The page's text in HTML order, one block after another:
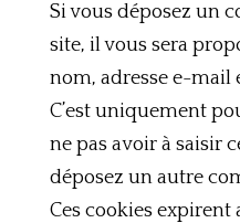
Si vous déposez un
site, il vous sera
nom, adresse e-mail
C’est uniquement
ne pas avoir à saisir
déposez un autre
Ces cookies expirent